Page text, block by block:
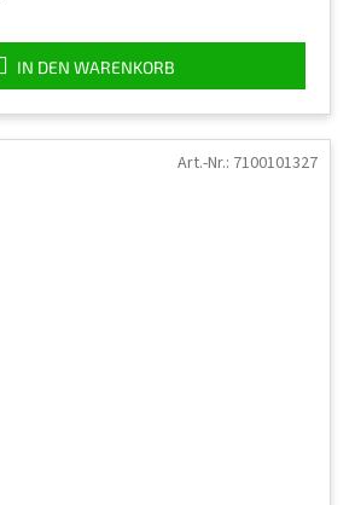
IN DEN WARENKORB
Art.-Nr.: 7100101327